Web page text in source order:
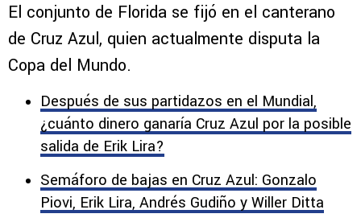
El conjunto de Florida se fijó en el canterano
de Cruz Azul, quien actualmente disputa la
Copa del Mundo.
Después de sus partidazos en el Mundial,
¿cuánto dinero ganaría Cruz Azul por la posible
salida de Erik Lira?
Semáforo de bajas en Cruz Azul: Gonzalo
Piovi, Erik Lira, Andrés Gudiño y Willer Ditta